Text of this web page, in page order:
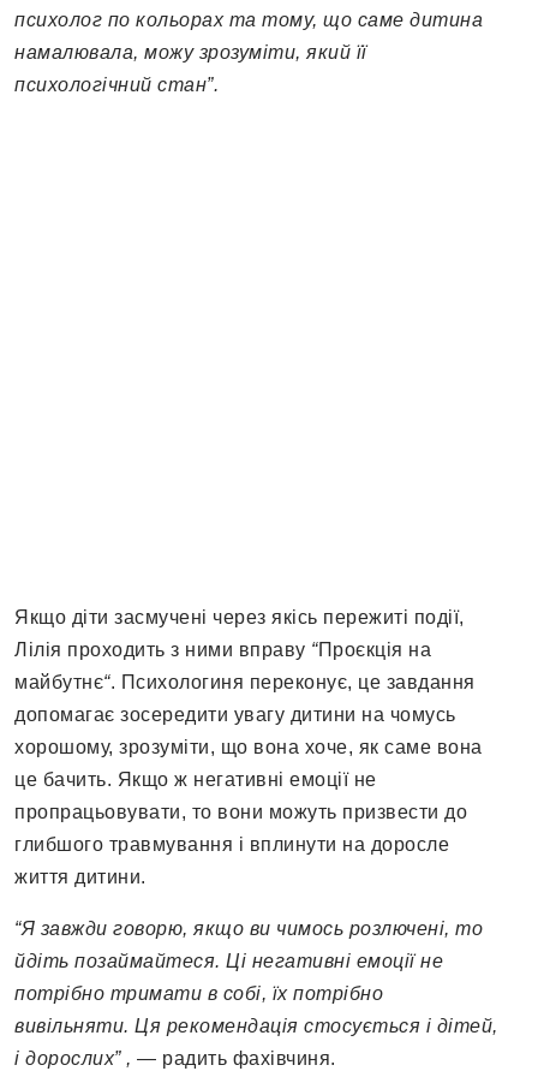
психолог по кольорах та тому, що саме дитина
намалювала, можу зрозуміти, який її
психологічний стан”.
Якщо діти засмучені через якісь пережиті події,
Лілія проходить з ними вправу “Проєкція на
майбутнє“. Психологиня переконує, це завдання
допомагає зосередити увагу дитини на чомусь
хорошому, зрозуміти, що вона хоче, як саме вона
це бачить. Якщо ж негативні емоції не
пропрацьовувати, то вони можуть призвести до
глибшого травмування і вплинути на доросле
життя дитини.
“Я завжди говорю, якщо ви чимось розлючені, то
йдіть позаймайтеся. Ці негативні емоції не
потрібно тримати в собі, їх потрібно
вивільняти. Ця рекомендація стосується і дітей,
і дорослих” , — радить фахівчиня.